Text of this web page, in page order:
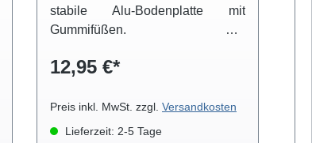
stabile Alu-Bodenplatte mit
Gummifüßen. Die
Kontaktbahnen (je 128 Gruppen
Verteilerbahnen (je 4 Reihen mit
25 Kontakten) eingeteilt. 3
12,95 €*
Preis inkl. MwSt. zzgl. Versandkosten
Lieferzeit: 2-5 Tage